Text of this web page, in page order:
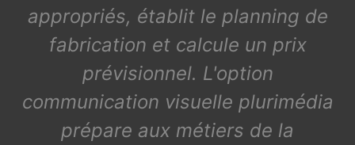
appropriés, établit le planning de
fabrication et calcule un prix
prévisionnel. L'option
communication visuelle plurimédia
prépare aux métiers de la